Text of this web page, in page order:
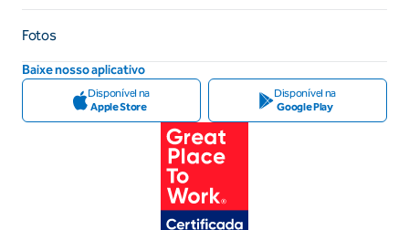
Fotos
Baixe nosso aplicativo
Disponível na
Apple Store
Disponível na
Google Play